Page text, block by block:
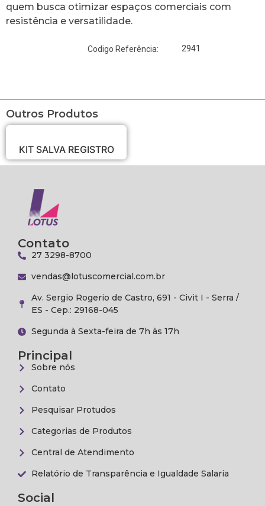
quem busca otimizar espaços comerciais com
resistência e versatilidade.
Codigo Referência: 2941
Outros Produtos
KIT SALVA REGISTRO
Contato
27 3298-8700
vendas@lotuscomercial.com.br
Av. Sergio Rogerio de Castro, 691 - Civit I - Serra /
ES - Cep.: 29168-045
Segunda à Sexta-feira de 7h às 17h
Principal
Sobre nós
Contato
Pesquisar Protudos
Categorias de Produtos
Central de Atendimento
Relatório de Transparência e Igualdade Salaria
Social